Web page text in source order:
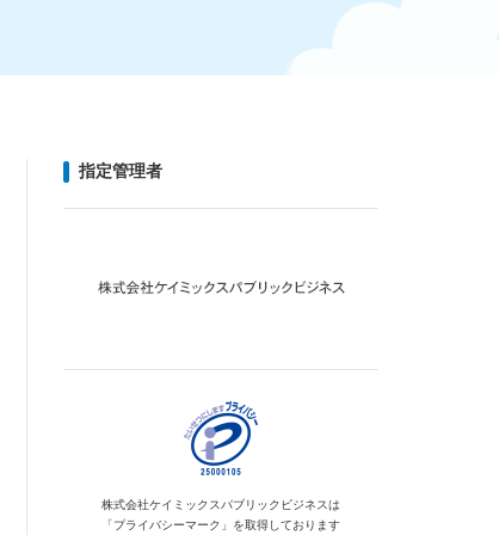
指定管理者
株式会社ケイミックスパブリックビジネスは
「プライバシーマーク」を取得しております